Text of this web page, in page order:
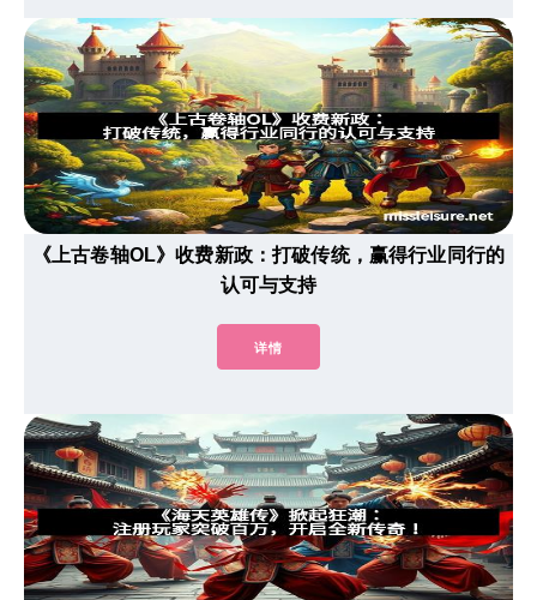
《上古卷轴OL》收费新政：打破传统，赢得行业同行的
认可与支持
详情